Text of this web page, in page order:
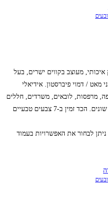
מעוצב בקווים ישרים, בעל
מאט / דמוי פיברסטון. אידיאלי
מרפסות, לובאים, משרדים, חללים
ציבוריים, וחללים פנימיים שונים. הכד זמין ב-7 צבעים טבעיים
לבחור את האפשרויות בעמוד